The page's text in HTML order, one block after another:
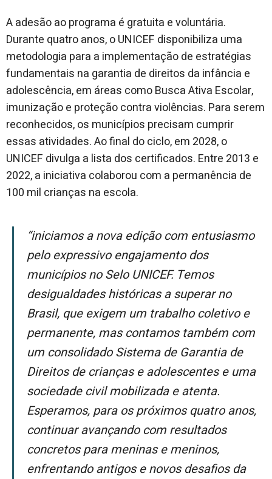
A adesão ao programa é gratuita e voluntária.
Durante quatro anos, o UNICEF disponibiliza uma
metodologia para a implementação de estratégias
fundamentais na garantia de direitos da infância e
adolescência, em áreas como Busca Ativa Escolar,
imunização e proteção contra violências. Para serem
reconhecidos, os municípios precisam cumprir
essas atividades. Ao final do ciclo, em 2028, o
UNICEF divulga a lista dos certificados. Entre 2013 e
2022, a iniciativa colaborou com a permanência de
100 mil crianças na escola.
“Iniciamos a nova edição com entusiasmo
pelo expressivo engajamento dos
municípios no Selo UNICEF. Temos
desigualdades históricas a superar no
Brasil, que exigem um trabalho coletivo e
permanente, mas contamos também com
um consolidado Sistema de Garantia de
Direitos de crianças e adolescentes e uma
sociedade civil mobilizada e atenta.
Esperamos, para os próximos quatro anos,
continuar avançando com resultados
concretos para meninas e meninos,
enfrentando antigos e novos desafios da